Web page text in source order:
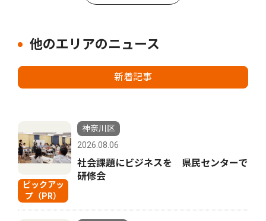
他のエリアのニュース
新着記事
ピックアッ
プ（PR）
神奈川区
2026.08.06
社会課題にビジネスを 県民センターで
研修会